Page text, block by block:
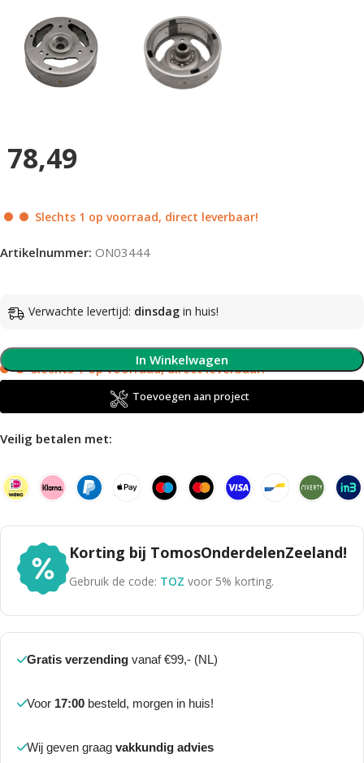
78,49
Slechts 1 op voorraad, direct leverbaar!
Artikelnummer: ON03444
Verwachte levertijd: dinsdag in huis!
Slechts 1 op voorraad, direct leverbaar!
In Winkelwagen
Toevoegen aan project
Veilig betalen met:
Korting bij TomosOnderdelenZeeland!
Gebruik de code: TOZ voor 5% korting.
Gratis verzending vanaf €99,- (NL)
Voor 17:00 besteld, morgen in huis!
Wij geven graag vakkundig advies